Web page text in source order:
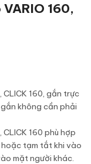
160,
160, gắn trực
không cần phải
160 phù hợp
tạm tắt khi vào
mặt người khác.